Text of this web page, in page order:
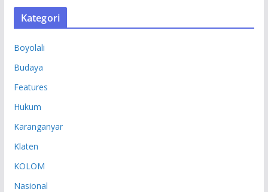
S
Kategori
Boyolali
Budaya
Features
Hukum
Karanganyar
Klaten
KOLOM
Nasional